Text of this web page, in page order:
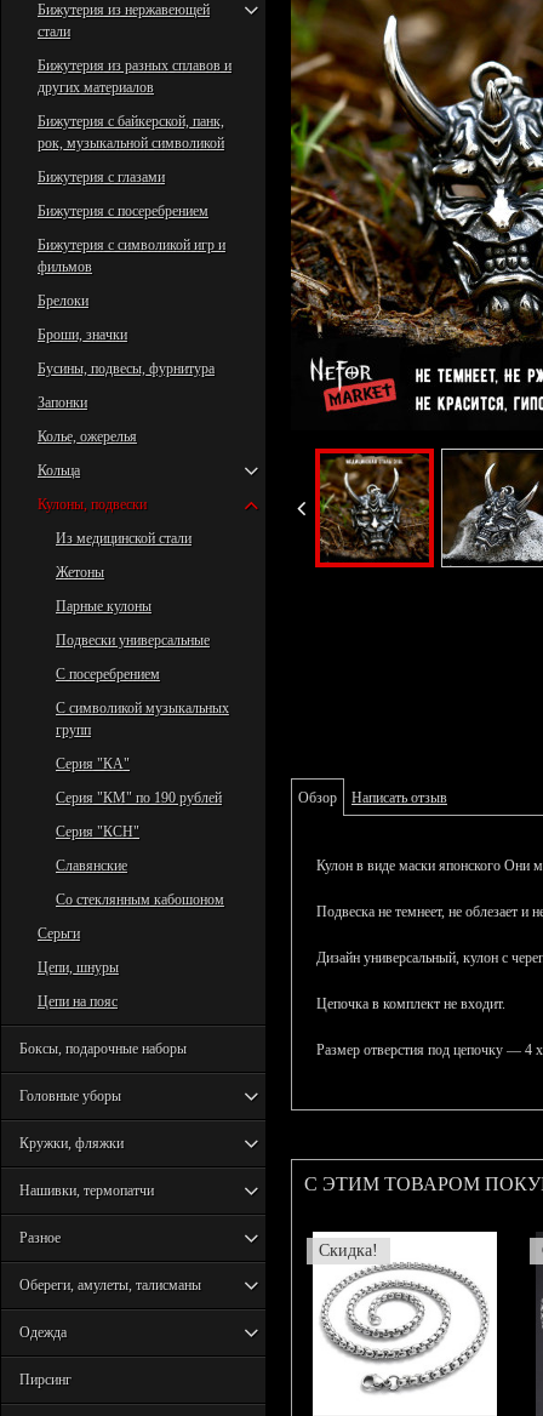
Бижутерия из нержавеющей
стали
Бижутерия из разных сплавов и
других материалов
Бижутерия с байкерской, панк,
рок, музыкальной символикой
Бижутерия с глазами
Бижутерия с посеребрением
Бижутерия с символикой игр и
фильмов
Брелоки
Броши, значки
Бусины, подвесы, фурнитура
Запонки
Колье, ожерелья
Кольца
Кулоны, подвески
Из медицинской стали
Жетоны
Парные кулоны
Подвески универсальные
С посеребрением
С символикой музыкальных
групп
Серия "КА"
Серия "КМ" по 190 рублей
Серия "КСН"
Славянские
Со стеклянным кабошоном
Серьги
Цепи, шнуры
Цепи на пояс
Боксы, подарочные наборы
Головные уборы
Кружки, фляжки
Нашивки, термопатчи
Разное
Обереги, амулеты, талисманы
Одежда
Пирсинг
Обзор Написать отзыв
Кулон в виде маски японского Они
Подвеска не темнеет, не облезает и
Дизайн универсальный, кулон с
Цепочка в комплект не входит.
Размер отверстия под цепочку — 4
С ЭТИМ ТОВАРОМ
Скидка!